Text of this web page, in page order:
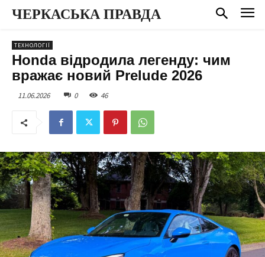
ЧЕРКАСЬКА ПРАВДА
ТЕХНОЛОГІЇ
Honda відродила легенду: чим
вражає новий Prelude 2026
11.06.2026 0 46